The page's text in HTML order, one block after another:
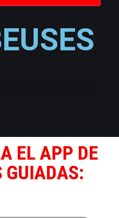
EL APP DE
GUIADAS: